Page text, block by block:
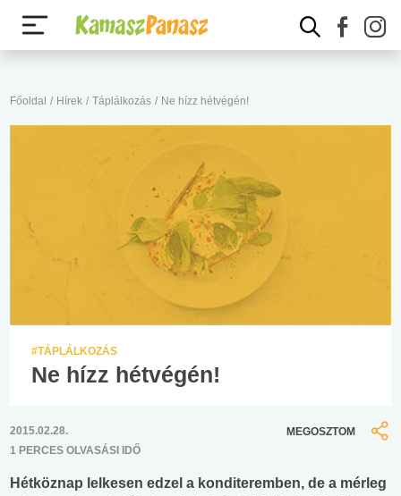
Főoldal / Hírek / Táplálkozás / Ne hízz hétvégén!
#TÁPLÁLKOZÁS
Ne hízz hétvégén!
2015.02.28.
1 PERCES OLVASÁSI IDŐ
MEGOSZTOM
Hétköznap lelkesen edzel a konditeremben, de a mérleg